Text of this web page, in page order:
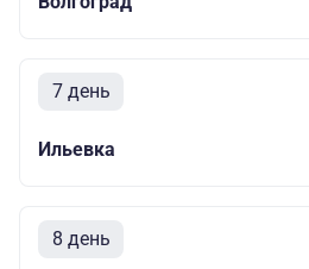
7 день
Ильевка
8 день